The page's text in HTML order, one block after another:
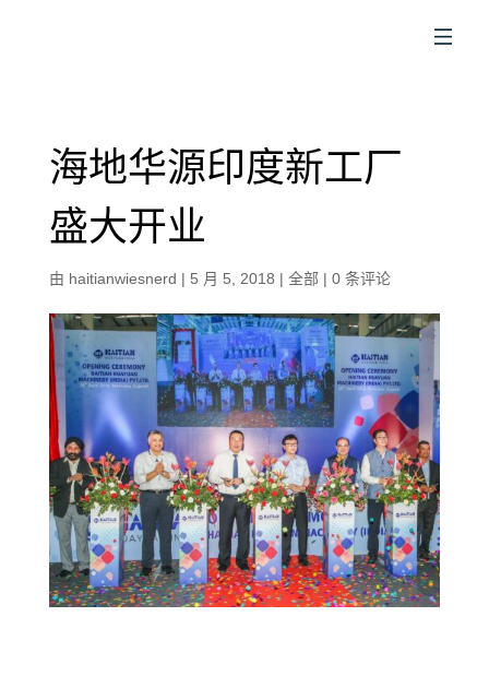
海地华源印度新工厂
盛大开业
由 haitianwiesnerd | 5 月 5, 2018 | 全部 | 0 条评论